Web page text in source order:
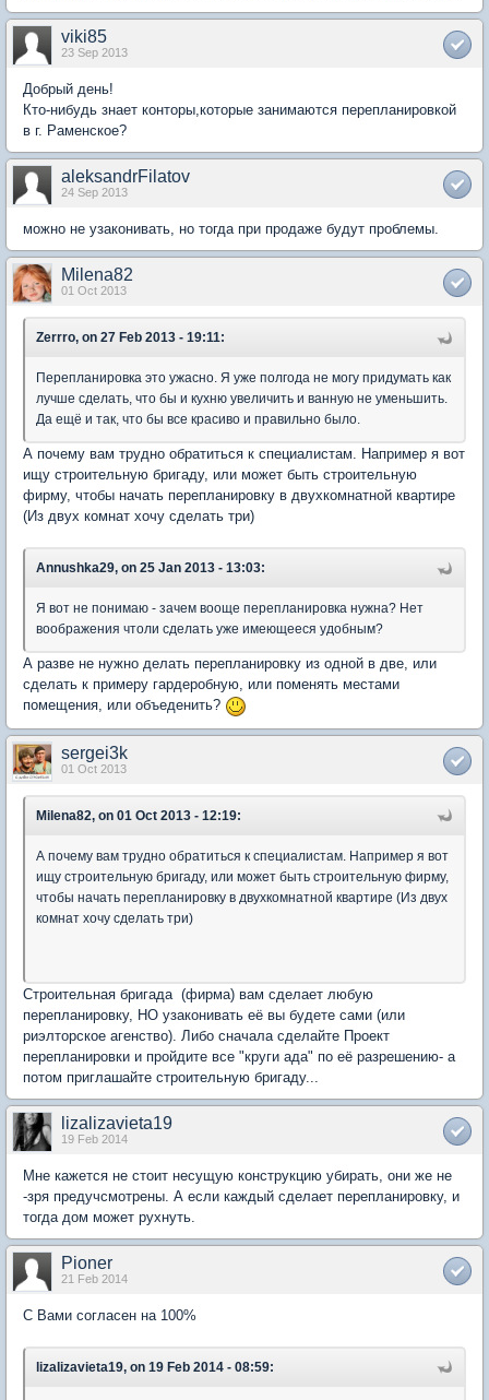
viki85
23 Sep 2013
Добрый день!
Кто-нибудь знает конторы,которые занимаются перепланировкой
в г. Раменское?
aleksandrFilatov
24 Sep 2013
можно не узаконивать, но тогда при продаже будут проблемы.
Milena82
01 Oct 2013
Zerrro, on 27 Feb 2013 - 19:11:
Перепланировка это ужасно. Я уже полгода не могу придумать как
лучше сделать, что бы и кухню увеличить и ванную не уменьшить.
Да ещё и так, что бы все красиво и правильно было.
А почему вам трудно обратиться к специалистам. Например я вот
ищу строительную бригаду, или может быть строительную
фирму, чтобы начать перепланировку в двухкомнатной квартире
(Из двух комнат хочу сделать три)
Annushka29, on 25 Jan 2013 - 13:03:
Я вот не понимаю - зачем вооще перепланировка нужна? Нет
воображения чтоли сделать уже имеющееся удобным?
А разве не нужно делать перепланировку из одной в две, или
сделать к примеру гардеробную, или поменять местами
помещения, или объеденить?
sergei3k
01 Oct 2013
Milena82, on 01 Oct 2013 - 12:19:
А почему вам трудно обратиться к специалистам. Например я вот
ищу строительную бригаду, или может быть строительную фирму,
чтобы начать перепланировку в двухкомнатной квартире (Из двух
комнат хочу сделать три)
Строительная бригада (фирма) вам сделает любую
перепланировку, НО узаконивать её вы будете сами (или
риэлторское агенство). Либо сначала сделайте Проект
перепланировки и пройдите все "круги ада" по её разрешению- а
потом приглашайте строительную бригаду...
lizalizavieta19
19 Feb 2014
Мне кажется не стоит несущую конструкцию убирать, они же не
-зря предучсмотрены. А если каждый сделает перепланировку, и
тогда дом может рухнуть.
Pioner
21 Feb 2014
С Вами согласен на 100%
lizalizavieta19, on 19 Feb 2014 - 08:59: